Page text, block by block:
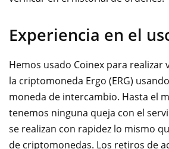
Experiencia en el
Hemos usado Coinex para realizar
la criptomoneda Ergo (ERG)
moneda de intercambio. Hasta el
tenemos ninguna queja con el
se realizan con rapidez lo mismo
de criptomonedas. Los retiros de